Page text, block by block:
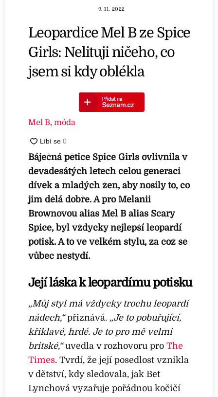
9. 11. 2022
Leopardice Mel B ze Spice
Girls: Nelituji ničeho, co
jsem si kdy oblékla
Mel B,móda
Báječná pětice Spice Girls ovlivnila v
devadesátých letech celou generaci
dívek a mladých žen, aby nosily to, co
jim dělá dobře. A pro Melanii
Brownovou alias Mel B alias Scary
Spice, byl vždycky nejlepší leopardí
potisk. A to ve velkém stylu, za což se
vůbec nestydí.
Její láska k leopardímu potisku
„Můj styl má vždycky trochu leopardí
nádech,“přiznává. „Je to pobuřující,
křiklavé, hrdé. Je to pro mě velmi
britské,“uvedla v rozhovoru proThe
Times. Tvrdí, že její posedlost vznikla
v dětství, kdy sledovala, jak Bet
Lynchová vyzařuje pořádnou kočičí